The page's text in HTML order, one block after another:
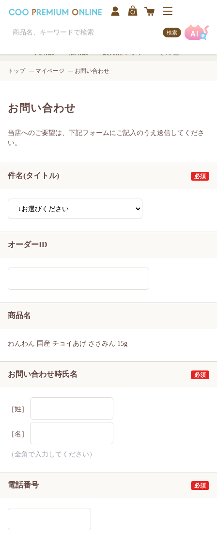
検索
トップ マイページ お問い合わせ
お問い合わせ
当店へのご要望は、下記フォームにご記入のうえ送信してくださ
い。
件名(タイトル)
オーダーID
商品名
わんわん 国産 チョイあげ ささみん 15g
お問い合わせ時氏名
［姓］
［名］
（全角で入力してください）
電話番号